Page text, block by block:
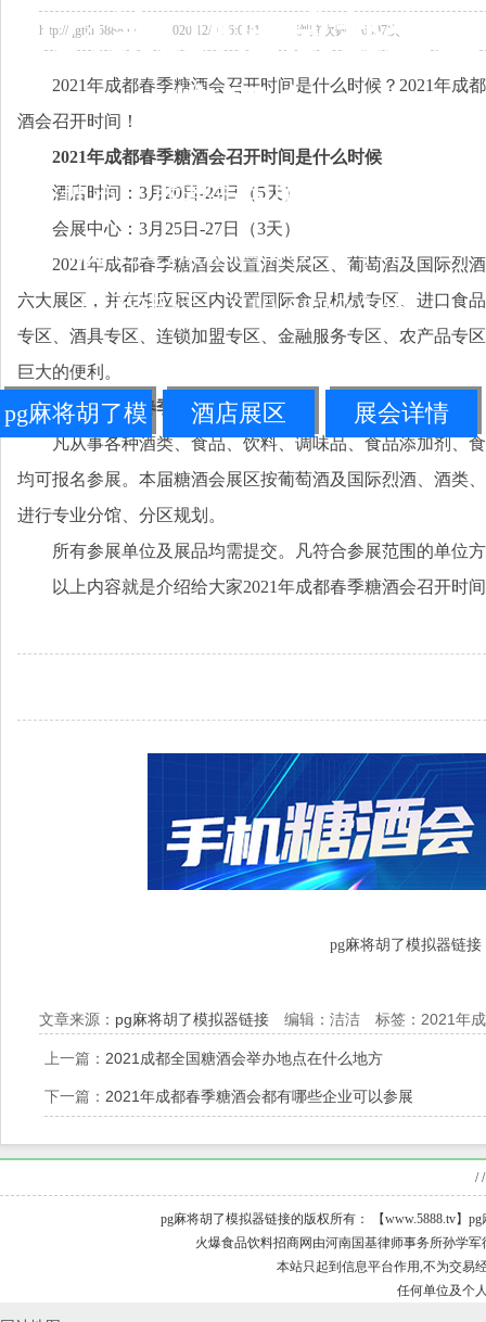
2024第110届成都全国
糖酒会
展会地点：成都市中国西部国际博览
城/世纪城新国际会展中心
联系电话：010-68360546
pg麻将胡了模
拟器链接
酒店展区 展会详情
http://qgtjh.5888.tv 2020/12/9 16:04:14 浏览次数：6397次
2021年成都春季糖酒会召开时间是什么时候？2021年成
酒会召开时间！
2021年成都春季糖酒会召开时间是什么时候
酒店时间：3月20日-24日（5天）
会展中心：3月25日-27日（3天）
2021年成都春季糖酒会设置酒类展区、葡萄酒及国际烈
六大展区，并在相应展区内设置国际食品机械专区、进口食
专区、酒具专区、连锁加盟专区、金融服务专区、农产品专
巨大的便利。
2021年成都春季糖酒会参展范围
凡从事各种酒类、食品、饮料、调味品、食品添加剂、
均可报名参展。本届糖酒会展区按葡萄酒及国际烈酒、酒类
进行专业分馆、分区规划。
所有参展单位及展品均需提交。凡符合参展范围的单位
以上内容就是介绍给大家2021年成都春季糖酒会召开时
pg麻将胡了模拟器链接
文章来源： pg麻将胡了模拟器链接 编辑：洁洁 标签：2021年成
上一篇： 2021成都全国糖酒会举办地点在什么地方
下一篇： 2021年成都春季糖酒会都有哪些企业可以参展
/
pg麻将胡了模拟器链接的版权所有： 【www.5888.tv】
火爆食品饮料招商网由河南国基律师事务所孙学
本站只起到信息平台作用,不为交易
任何单位及个